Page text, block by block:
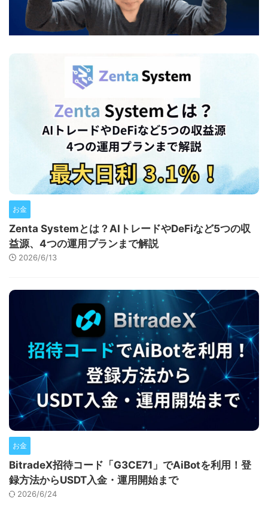
お金
Zenta Systemとは？AIトレードやDeFiなど5つの収
益源、4つの運用プランまで解説
2026/6/13
お金
BitradeX招待コード「G3CE71」でAiBotを利用！登
録方法からUSDT入金・運用開始まで
2026/6/24